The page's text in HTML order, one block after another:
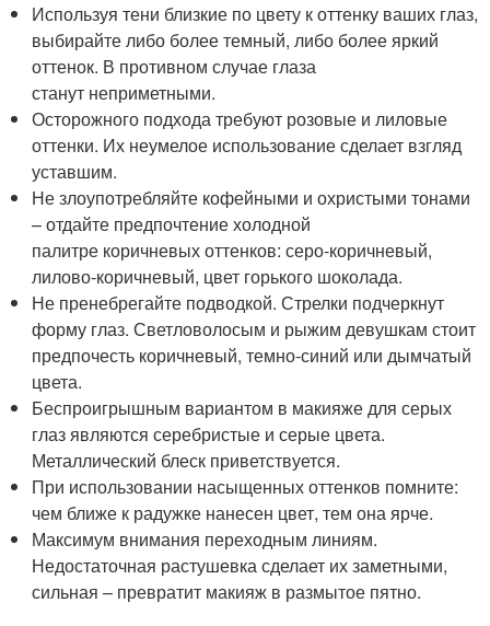
Используя тени близкие по цвету к оттенку ваших глаз,
выбирайте либо более темный, либо более яркий
оттенок. В противном случае глаза
станут неприметными.
Осторожного подхода требуют розовые и лиловые
оттенки. Их неумелое использование сделает взгляд
уставшим.
Не злоупотребляйте кофейными и охристыми тонами
– отдайте предпочтение холодной
палитре коричневых оттенков: серо-коричневый,
лилово-коричневый, цвет горького шоколада.
Не пренебрегайте подводкой. Стрелки подчеркнут
форму глаз. Светловолосым и рыжим девушкам стоит
предпочесть коричневый, темно-синий или дымчатый
цвета.
Беспроигрышным вариантом в макияже для серых
глаз являются серебристые и серые цвета.
Металлический блеск приветствуется.
При использовании насыщенных оттенков помните:
чем ближе к радужке нанесен цвет, тем она ярче.
Максимум внимания переходным линиям.
Недостаточная растушевка сделает их заметными,
сильная – превратит макияж в размытое пятно.